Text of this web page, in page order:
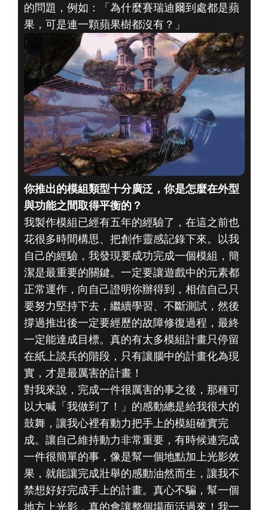
的問題，例如：「為什麼賽瑞迪爾到處都是蘋
果，可是連一顆蘋果樹都沒有？」
你推出的模組類型十分廣泛，你是怎麼在外型
與功能之間取得平衡的？
我製作模組已經有五年的經驗了，在這之前也
花很多時間構思、把創作靈感記錄下來。以我
自己的經驗，我發現要成功完成一個模組，簡
潔是最重要的關鍵。一定要讓遊戲中的元素都
正常運作，向自己證明你辦得到，相信自己只
要努力堅持下去，繼續學習、不斷測試，然後
撐過推出後一定要經歷的故障修復過程，最終
一定能達成目標。真的有太多模組計畫只停留
在紙上談兵的階段，只有讓腦中的計畫化為現
實，才是最厲害的計畫！
對我來說，完成一件很厲害的事之後，那種可
以大喊「我做到了！」的感動總是給我很大的
鼓舞，讓我心裡有動力把手上的模組確實完
成。讓自己維持動力非常重要，有時候連完成
一件很簡單的事，像是幫一個地點加上光影效
果，就能讓完成壯舉的感動油然而生，讓我不
禁想好好完成手上的計畫。真心不騙，幫一個
地方上光影，真的會讓整個場面活過來！我一